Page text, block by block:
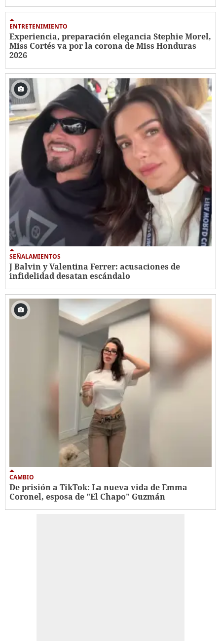
ENTRETENIMIENTO
Experiencia, preparación elegancia Stephie Morel,
Miss Cortés va por la corona de Miss Honduras
2026
SEÑALAMIENTOS
J Balvin y Valentina Ferrer: acusaciones de
infidelidad desatan escándalo
CAMBIO
De prisión a TikTok: La nueva vida de Emma
Coronel, esposa de "El Chapo" Guzmán